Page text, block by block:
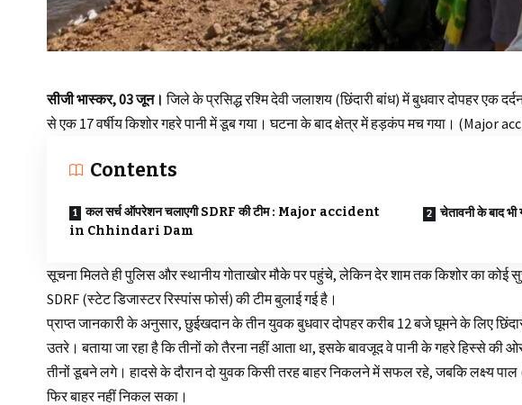
सीजी भास्कर, 03 जून। जिले के प्रसिद्ध रश्मि देवी जलाशय (छिंदारी बांध) में बुधवार दोपहर एक
से एक 17 वर्षीय किशोर गहरे पानी में डूब गया। घटना के बाद क्षेत्र में हड़कंप मच गया। (Major
Contents
कल सर्च ऑपरेशन चलाएगी SDRF की टीम : Major accident
in Chhindari Dam
चेतावनी के बाद भी
सूचना मिलते ही पुलिस और स्थानीय गोताखोर मौके पर पहुंचे, लेकिन देर शाम तक किशोर का कोई
SDRF (स्टेट डिजास्टर रिस्पांस फोर्स) की टीम बुलाई गई है।
प्राप्त जानकारी के अनुसार, छुईखदान के तीन युवक बुधवार दोपहर करीब 12 बजे घूमने के लिए
उतरे। बताया जा रहा है कि तीनों को तैरना नहीं आता था, इसके बावजूद वे पानी के गहरे हिस्से
तीनों डूबने लगे। हादसे के दौरान दो युवक किसी तरह बाहर निकलने में सफल रहे, जबकि लक्ष्य पाल
फिर बाहर नहीं निकल सका।